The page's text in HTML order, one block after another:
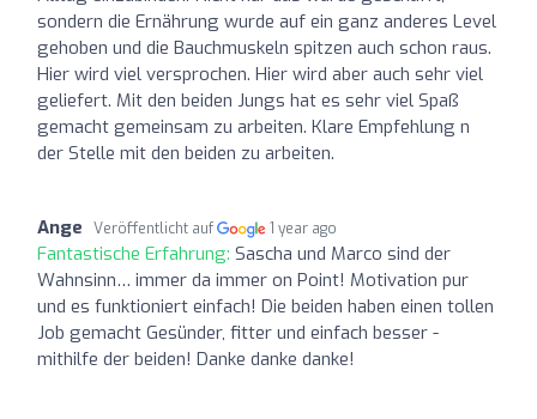
sondern die Ernährung wurde auf ein ganz anderes Level
gehoben und die Bauchmuskeln spitzen auch schon raus.
Hier wird viel versprochen. Hier wird aber auch sehr viel
geliefert. Mit den beiden Jungs hat es sehr viel Spaß
gemacht gemeinsam zu arbeiten. Klare Empfehlung n
der Stelle mit den beiden zu arbeiten.
Ange Veröffentlicht auf 1 year ago
Fantastische Erfahrung: Sascha und Marco sind der
Wahnsinn… immer da immer on Point! Motivation pur
und es funktioniert einfach! Die beiden haben einen tollen
Job gemacht Gesünder, fitter und einfach besser -
mithilfe der beiden! Danke danke danke!